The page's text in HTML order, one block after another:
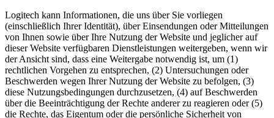
Logitech kann Informationen, die uns über Sie vorliegen
(einschließlich Ihrer Identität), über Einsendungen oder Mitteilungen
von Ihnen sowie über Ihre Nutzung der Website und jeglicher auf
dieser Website verfügbaren Dienstleistungen weitergeben, wenn wir
der Ansicht sind, dass eine Weitergabe notwendig ist, um (1)
rechtlichen Vorgehen zu entsprechen, (2) Untersuchungen oder
Beschwerden wegen Ihrer Nutzung der Website zu befolgen, (3)
diese Nutzungsbedingungen durchzusetzen, (4) auf Beschwerden
über die Beeinträchtigung der Rechte anderer zu reagieren oder (5)
die Rechte, das Eigentum oder die persönliche Sicherheit von